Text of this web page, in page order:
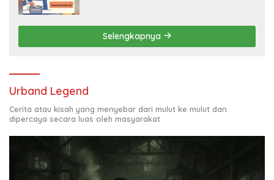
Selengkapnya
Urband Legend
Cerita atau kisah yang menyebar dari mulut ke mulut dan
dipercaya secara luas oleh masyarakat